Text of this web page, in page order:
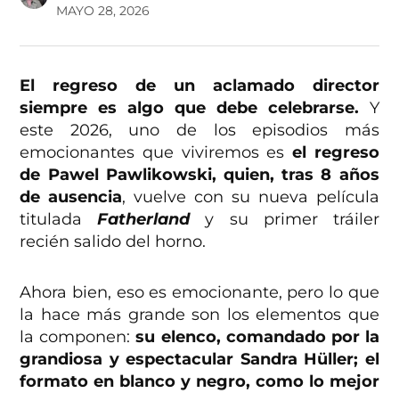
MAYO 28, 2026
El regreso de un aclamado director
siempre es algo que debe celebrarse. Y
este 2026, uno de los episodios más
emocionantes que viviremos es el regreso
de Pawel Pawlikowski, quien, tras 8 años
de ausencia, vuelve con su nueva película
tituladaFatherlandy su primer tráiler
recién salido del horno.
Ahora bien, eso es emocionante, pero lo que
la hace más grande son los elementos que
la componen:su elenco, comandado por la
grandiosa y espectacular Sandra Hüller; el
formato en blanco y negro, como lo mejor